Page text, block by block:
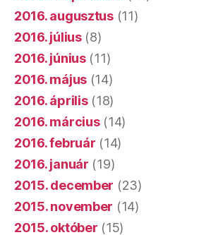
2016. augusztus(11)
2016. július(8)
2016. június(11)
2016. május (14)
2016. április(18)
2016. március(14)
2016. február (14)
2016. január (19)
2015. december (23)
2015. november (14)
2015. október (15)